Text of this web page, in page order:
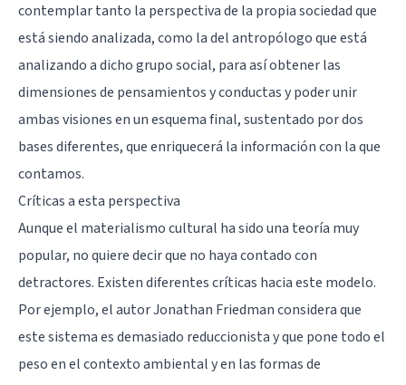
contemplar tanto la perspectiva de la propia sociedad que
está siendo analizada, como la del antropólogo que está
analizando a dicho grupo social, para así obtener las
dimensiones de pensamientos y conductas y poder unir
ambas visiones en un esquema final, sustentado por dos
bases diferentes, que enriquecerá la información con la que
contamos.
Críticas a esta perspectiva
Aunque el materialismo cultural ha sido una teoría muy
popular, no quiere decir que no haya contado con
detractores. Existen diferentes críticas hacia este modelo.
Por ejemplo, el autor Jonathan Friedman considera que
este sistema es demasiado reduccionista y que pone todo el
peso en el contexto ambiental y en las formas de